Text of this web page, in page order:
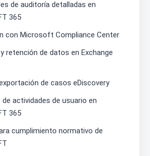
de auditoría detalladas en
365
con Microsoft Compliance Center
retención de datos en Exchange
de casos eDiscovery
actividades de usuario en
365
cumplimiento normativo de